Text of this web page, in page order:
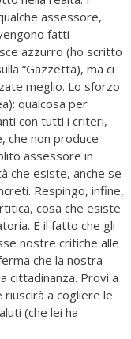
assessore,
fatti
azzurro (ho scritto
“Gazzetta), ma ci
meglio. Lo sforzo
qualcosa per
con tutti i criteri,
che non produce
assessore in
che esiste, anche se
Respingo, infine,
cosa che esiste
E il fatto che gli
nostre critiche alle
che la nostra
cittadinanza. Provi a
a cogliere le
(che lei ha